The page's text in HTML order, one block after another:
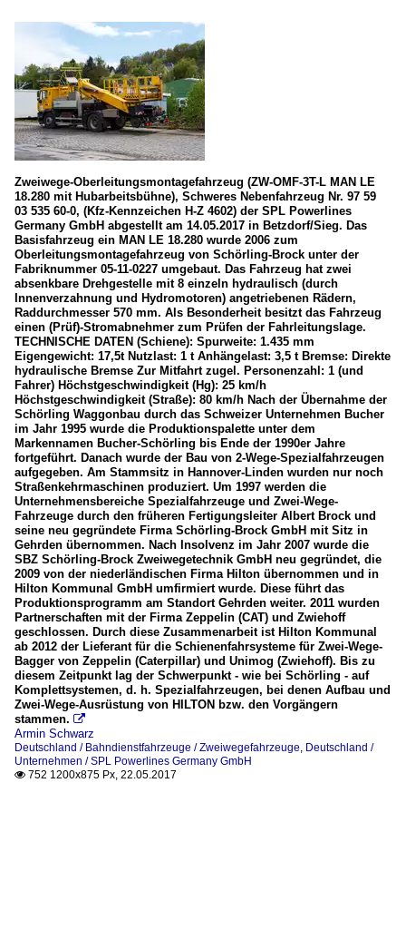
Zweiwege-Oberleitungsmontagefahrzeug (ZW-OMF-3T-L MAN LE
18.280 mit Hubarbeitsbühne), Schweres Nebenfahrzeug Nr. 97 59
03 535 60-0, (Kfz-Kennzeichen H-Z 4602) der SPL Powerlines
Germany GmbH abgestellt am 14.05.2017 in Betzdorf/Sieg. Das
Basisfahrzeug ein MAN LE 18.280 wurde 2006 zum
Oberleitungsmontagefahrzeug von Schörling-Brock unter der
Fabriknummer 05-11-0227 umgebaut. Das Fahrzeug hat zwei
absenkbare Drehgestelle mit 8 einzeln hydraulisch (durch
Innenverzahnung und Hydromotoren) angetriebenen Rädern,
Raddurchmesser 570 mm. Als Besonderheit besitzt das Fahrzeug
einen (Prüf)-Stromabnehmer zum Prüfen der Fahrleitungslage.
TECHNISCHE DATEN (Schiene): Spurweite: 1.435 mm
Eigengewicht: 17,5t Nutzlast: 1 t Anhängelast: 3,5 t Bremse: Direkte
hydraulische Bremse Zur Mitfahrt zugel. Personenzahl: 1 (und
Fahrer) Höchstgeschwindigkeit (Hg): 25 km/h
Höchstgeschwindigkeit (Straße): 80 km/h Nach der Übernahme der
Schörling Waggonbau durch das Schweizer Unternehmen Bucher
im Jahr 1995 wurde die Produktionspalette unter dem
Markennamen Bucher-Schörling bis Ende der 1990er Jahre
fortgeführt. Danach wurde der Bau von 2-Wege-Spezialfahrzeugen
aufgegeben. Am Stammsitz in Hannover-Linden wurden nur noch
Straßenkehrmaschinen produziert. Um 1997 werden die
Unternehmensbereiche Spezialfahrzeuge und Zwei-Wege-
Fahrzeuge durch den früheren Fertigungsleiter Albert Brock und
seine neu gegründete Firma Schörling-Brock GmbH mit Sitz in
Gehrden übernommen. Nach Insolvenz im Jahr 2007 wurde die
SBZ Schörling-Brock Zweiwegetechnik GmbH neu gegründet, die
2009 von der niederländischen Firma Hilton übernommen und in
Hilton Kommunal GmbH umfirmiert wurde. Diese führt das
Produktionsprogramm am Standort Gehrden weiter. 2011 wurden
Partnerschaften mit der Firma Zeppelin (CAT) und Zwiehoff
geschlossen. Durch diese Zusammenarbeit ist Hilton Kommunal
ab 2012 der Lieferant für die Schienenfahrsysteme für Zwei-Wege-
Bagger von Zeppelin (Caterpillar) und Unimog (Zwiehoff). Bis zu
diesem Zeitpunkt lag der Schwerpunkt - wie bei Schörling - auf
Komplettsystemen, d. h. Spezialfahrzeugen, bei denen Aufbau und
Zwei-Wege-Ausrüstung von HILTON bzw. den Vorgängern
stammen. 
Armin Schwarz
Deutschland / Bahndienstfahrzeuge / Zweiwegefahrzeuge, Deutschland /
Unternehmen / SPL Powerlines Germany GmbH
 752 1200x875 Px, 22.05.2017